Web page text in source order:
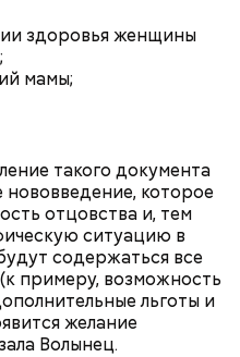
здоровья женщины
мамы;
такого документа
которое
отцовства и, тем
ситуацию в
содержаться все
примеру, возможность
льготы и
желание
Волынец.